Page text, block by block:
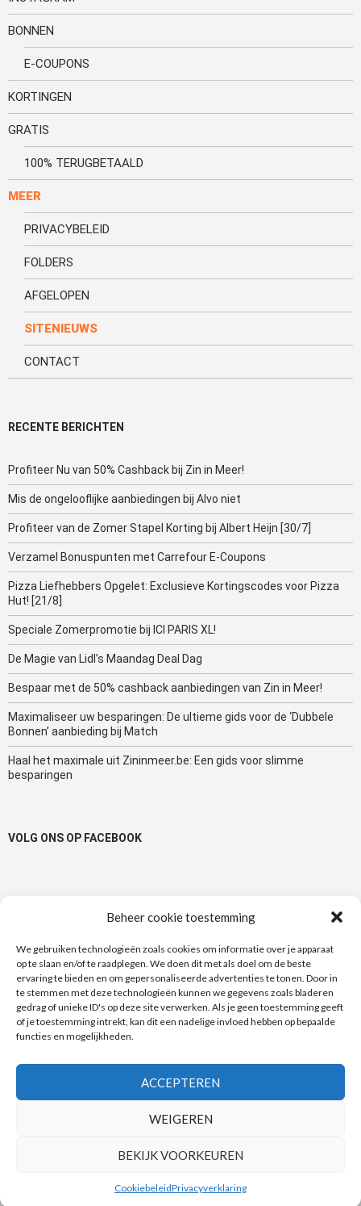
Beheer cookie toestemming
We gebruiken technologieën zoals cookies om informatie over je apparaat
op te slaan en/of te raadplegen. We doen dit met als doel om de beste
ervaring te bieden en om gepersonaliseerde advertenties te tonen. Door in
te stemmen met deze technologieën kunnen we gegevens zoals bladeren
gedrag of unieke ID's op deze site verwerken. Als je geen toestemming geeft
of je toestemming intrekt, kan dit een nadelige invloed hebben op bepaalde
functies en mogelijkheden.
ACCEPTEREN
WEIGEREN
BEKIJK VOORKEUREN
CookiebeleidPrivacyverklaring
BONNEN
E-COUPONS
KORTINGEN
GRATIS
100% TERUGBETAALD
MEER
PRIVACYBELEID
FOLDERS
AFGELOPEN
SITENIEUWS
CONTACT
RECENTE BERICHTEN
Profiteer Nu van 50% Cashback bij Zin in Meer!
Mis de ongelooflijke aanbiedingen bij Alvo niet
Profiteer van de Zomer Stapel Korting bij Albert Heijn [30/7]
Verzamel Bonuspunten met Carrefour E-Coupons
Pizza Liefhebbers Opgelet: Exclusieve Kortingscodes voor Pizza
Hut! [21/8]
Speciale Zomerpromotie bij ICI PARIS XL!
De Magie van Lidl’s Maandag Deal Dag
Bespaar met de 50% cashback aanbiedingen van Zin in Meer!
Maximaliseer uw besparingen: De ultieme gids voor de ‘Dubbele
Bonnen’ aanbieding bij Match
Haal het maximale uit Zininmeer.be: Een gids voor slimme
besparingen
VOLG ONS OP FACEBOOK
1+11+1 gratis50%100% Terugbetaald actie
Albert Heijn Auchan bonbonnenBonuspunten
Carrefour Cup a Soup DanoneDelhaize deodorant Di douchegel
korting kortingen
Kruidvat Lidl Lotus Maes Match Metro Nieuwslijn Nivea Royal
Vitelma Wilkinson Zin in meer
Ondersteund door WordPress